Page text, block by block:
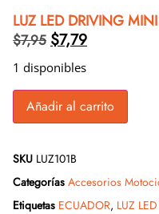
LUZ LED DRIVING
$7,95 $7,79
1 disponibles
Añadir al carrito
SKU LUZ101B
Categorías Accesorios
Etiquetas ECUADOR, LUZ